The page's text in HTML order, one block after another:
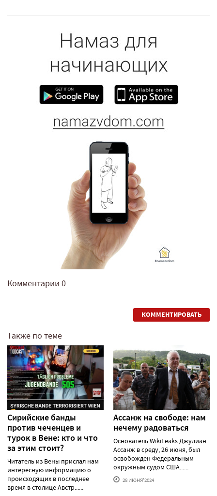
Комментарии 0
КОММЕНТИРОВАТЬ
Также по теме
Сирийские банды
против чеченцев и
турок в Вене: кто и что
за этим стоит?
Читатель из Вены прислал нам
интересную информацию о
происходящих в последнее
время в столице Австр......
Ассанж на свободе: нам
нечему радоваться
Основатель WikiLeaks Джулиан
Ассанж в среду, 26 июня, был
освобожден Федеральным
окружным судом США......
28 ИЮНЯ'2024